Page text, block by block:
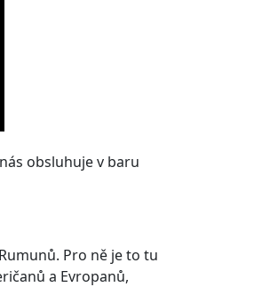
obsluhuje v baru
Pro ně je to tu
a Evropanů,